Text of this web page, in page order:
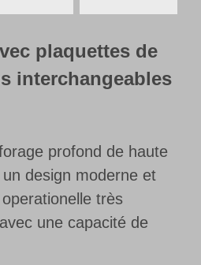
plaquettes de
interchangeables
profond de haute
design moderne et
très
une capacité de